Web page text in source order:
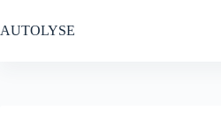
au
contenu
AUTOLYSE